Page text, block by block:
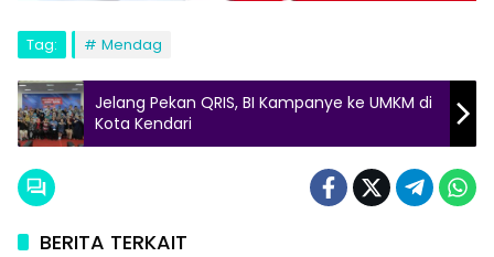
Tag: Mendag
Jelang Pekan QRIS, BI Kampanye ke UMKM di
Kota Kendari
BERITA TERKAIT